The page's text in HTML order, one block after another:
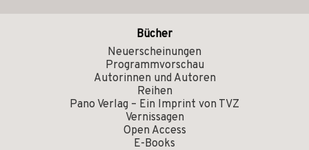
Bücher
Neuerscheinungen
Programmvorschau
Autorinnen und Autoren
Reihen
Pano Verlag – Ein Imprint von TVZ
Vernissagen
Open Access
E-Books